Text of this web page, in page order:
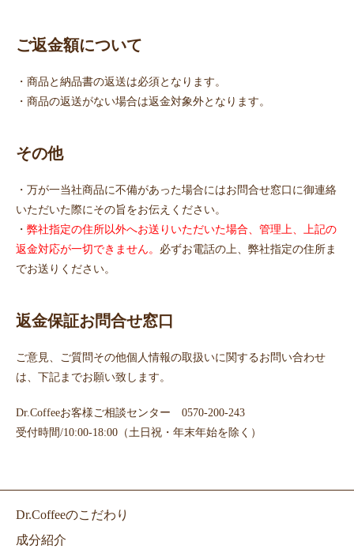
ご返金額について
・商品と納品書の返送は必須となります。
・商品の返送がない場合は返金対象外となります。
その他
・万が一当社商品に不備があった場合にはお問合せ窓口に御連絡
いただいた際にその旨をお伝えください。
・ 弊社指定の住所以外へお送りいただいた場合、管理上、上記の
返金対応が一切できません。 必ずお電話の上、弊社指定の住所ま
でお送りください。
返金保証お問合せ窓口
ご意見、ご質問その他個人情報の取扱いに関するお問い合わせ
は、下記までお願い致します。
Dr.Coffeeお客様ご相談センター 0570-200-243
受付時間/10:00-18:00（土日祝・年末年始を除く）
Dr.Coffeeのこだわり
成分紹介